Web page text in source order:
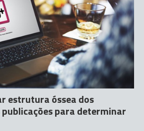
estrutura óssea dos
para determinar